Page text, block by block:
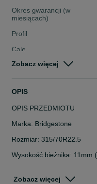
Okres gwarancji (w
miesiącach)
Profil
Cale
Stan
Pojazd
Szerokość
Zobacz więcej
OPIS
OPIS PRZEDMIOTU
Marka: Bridgestone
Rozmiar: 315/70R22.5
Wysokość bieżnika: 11mm
Dostępne dwie sztuki z
Zobacz więcej